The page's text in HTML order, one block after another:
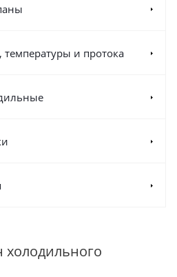
температуры и протока
холодильного